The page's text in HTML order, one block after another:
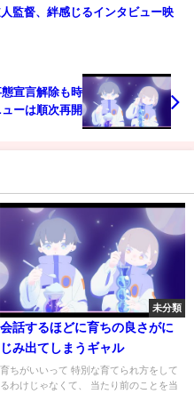
監督、絆感じるインタビュー映
態宣言解除も時
ーは順次再開
未分類
会話するほどに育ちの良さがに
じみ出てしまうギャル
育ちがいいって 特別な育てられ方をして
るわけじゃなくて、 当たり前のことを当